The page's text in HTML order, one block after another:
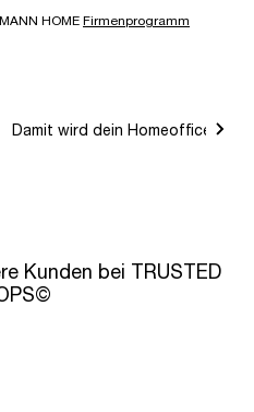
HOME Firmenprogramm
Damit wird dein Homeoffice
Kunden bei TRUSTED